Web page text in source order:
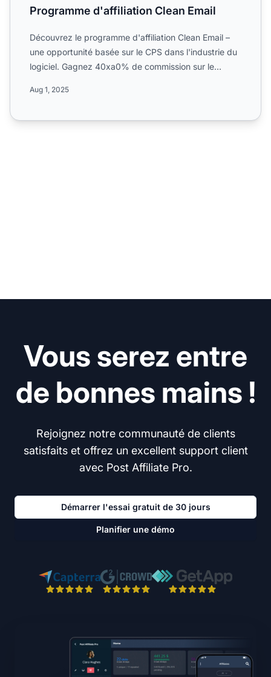
Programme d'affiliation Clean Email
Découvrez le programme d'affiliation Clean Email –
une opportunité basée sur le CPS dans l'industrie du
logiciel. Gagnez 40xa0% de commission sur le
Aug 1, 2025
Vous serez entre
de bonnes mains !
Rejoignez notre communauté de clients
satisfaits et offrez un excellent support client
avec Post Affiliate Pro.
Démarrer l'essai gratuit de 30 jours
Planifier une démo